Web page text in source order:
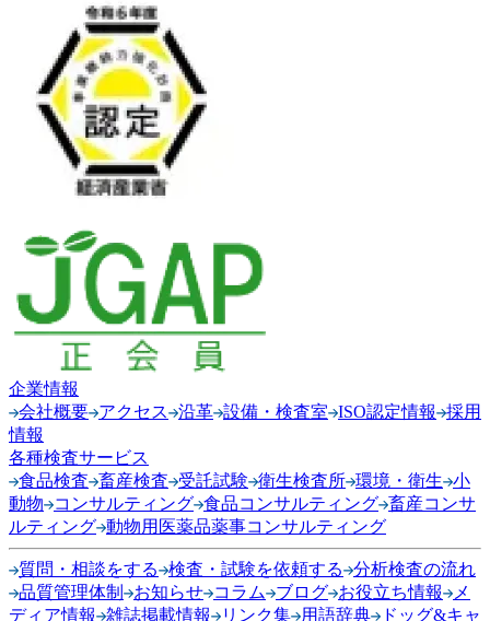
企業情報
会社概要 アクセス 沿革 設備・検査室 ISO認定情報
採用
情報
各種検査サービス
食品検査 畜産検査 受託試験 衛生検査所 環境・衛生 小
動物
コンサルティング 食品コンサルティング 畜産コンサ
ルティング 動物用医薬品薬事コンサルティング
質問・相談をする 検査・試験を依頼する
分析検査の流れ
品質管理体制
お知らせ コラム ブログ お役立ち情報
メ
ディア情報
雑誌掲載情報 リンク集 用語辞典
ドッグ&キャ